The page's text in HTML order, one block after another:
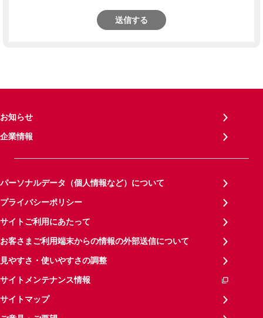
送信する
お知らせ
企業情報
パーソナルデータ（個人情報など）について
プライバシーポリシー
サイトご利用にあたって
お客さまご利用端末からの情報の外部送信について
見やすさ・使いやすさの調整
サイトメンテナンス情報
サイトマップ